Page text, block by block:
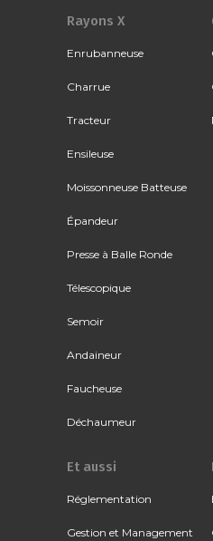
Rayons X
Enrubanneuse
Charrue
Tracteur
Ensileuse
Moissonneuse Batteuse
Épandeur
Presse à Balle Ronde
Télescopique
Semoir
Andaineur
Faucheuse
Déchaumeur
Et aussi
Réglementation
Gestion et Management